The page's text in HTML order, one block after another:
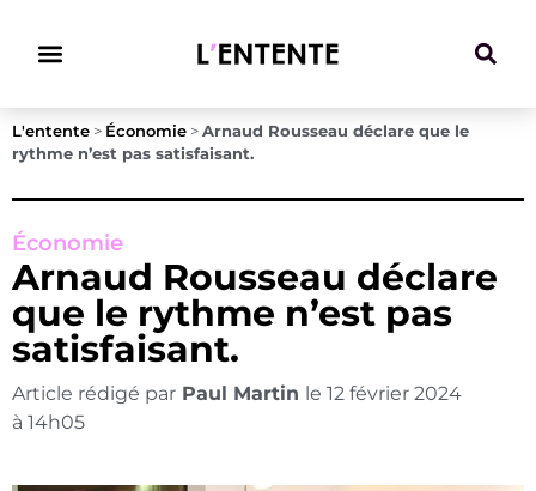
L'entente > Économie > Arnaud Rousseau déclare que le
rythme n’est pas satisfaisant.
Économie
Arnaud Rousseau déclare
que le rythme n’est pas
satisfaisant.
Article rédigé par Paul Martin le 12 février 2024
à 14h05